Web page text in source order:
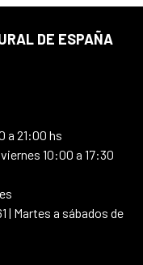
DE ESPAÑA
a 21:00 hs
10:00 a 17:30
| Martes a sábados de